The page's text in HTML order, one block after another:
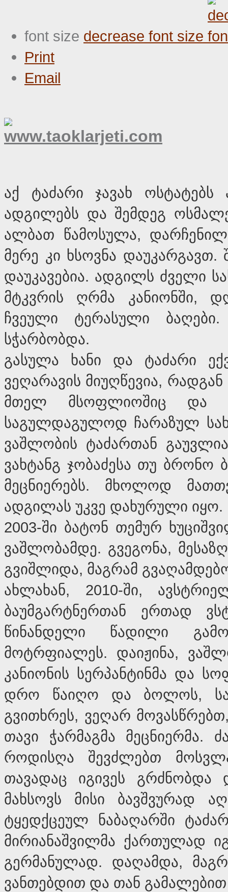
font size decrease font size
Print
Email
აქ ტაძარი ჯავახ
ადგილებს და შემდეგ
ალბათ წამოსულა,
მერე კი ხსოვნა დაუკარგავთ.
დაუკავებია. ადგილს ძველი
მტკვრის ღრმა კანიონში,
ჩვეული ტერასული
სჭარბობდა.
გასულა ხანი და ტაძარი
ვეღარავის მიუღწევია,
მთელ მსოფლიოშიც და
საგულდაგულოდ ჩარაზულ
ვაშლობის ტაძართან
ვახტანგ ჯობაძესა თუ ბრონო
მეცნიერებს. მხოლოდ
ადგილას უკვე დახურული იყო.
2003-ში ბატონ თემურ
ვაშლობამდე. გვეგონა,
გვიშლიდა, მაგრამ
ახლახან, 2010-ში,
ბაუმგარტნერთან ერთად
წინანდელი წადილი
მოტრფიალეს. დაიჟინა,
კანიონის სერპანტინმა და
დრო წაიღო და ბოლოს,
გვითხრეს, ვეღარ
თავი ჭარმაგმა მეცნიერმა.
როდისღა შევძლებთ
თავადაც იგივეს გრძნობდა
მახსოვს მისი ბავშვურად
ტყედქცეულ ნაბაღარში
მირიანაშვილმა ქართულად
გერმანულად. დაღამდა,
ვანთებდით და თან